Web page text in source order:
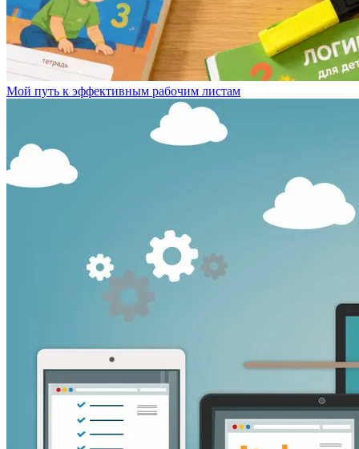
Мой путь к эффективным рабочим листам